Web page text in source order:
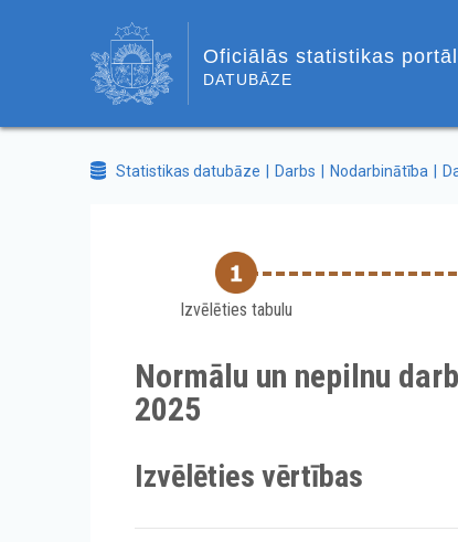
Oficiālās statistikas
DATUBĀZE
Statistikas datubāze Darbs Nodarbinātība
Izvēlēties tabulu
Normālu un nepilnu
2025
Izvēlēties vērtības